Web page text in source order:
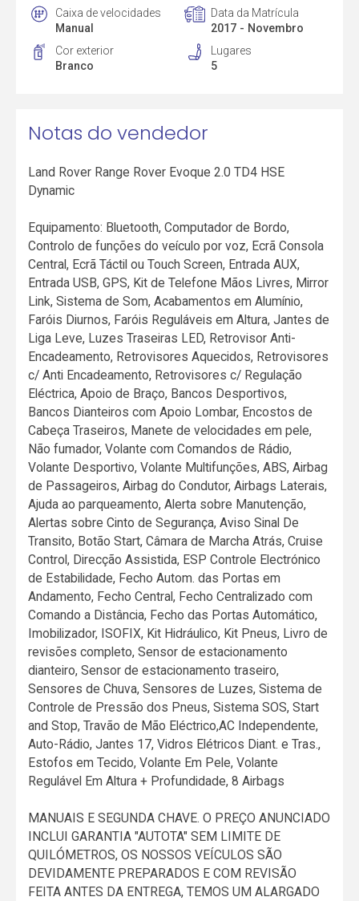
Caixa de velocidades
Manual
Data da Matrícula
2017 - Novembro
Cor exterior
Branco
Lugares
5
Notas do vendedor
Land Rover Range Rover Evoque 2.0 TD4 HSE
Dynamic
Equipamento: Bluetooth, Computador de Bordo,
Controlo de funções do veículo por voz, Ecrã Consola
Central, Ecrã Táctil ou Touch Screen, Entrada AUX,
Entrada USB, GPS, Kit de Telefone Mãos Livres, Mirror
Link, Sistema de Som, Acabamentos em Alumínio,
Faróis Diurnos, Faróis Reguláveis em Altura, Jantes de
Liga Leve, Luzes Traseiras LED, Retrovisor Anti-
Encadeamento, Retrovisores Aquecidos, Retrovisores
c/ Anti Encadeamento, Retrovisores c/ Regulação
Eléctrica, Apoio de Braço, Bancos Desportivos,
Bancos Dianteiros com Apoio Lombar, Encostos de
Cabeça Traseiros, Manete de velocidades em pele,
Não fumador, Volante com Comandos de Rádio,
Volante Desportivo, Volante Multifunções, ABS, Airbag
de Passageiros, Airbag do Condutor, Airbags Laterais,
Ajuda ao parqueamento, Alerta sobre Manutenção,
Alertas sobre Cinto de Segurança, Aviso Sinal De
Transito, Botão Start, Câmara de Marcha Atrás, Cruise
Control, Direcção Assistida, ESP Controle Electrónico
de Estabilidade, Fecho Autom. das Portas em
Andamento, Fecho Central, Fecho Centralizado com
Comando a Distância, Fecho das Portas Automático,
Imobilizador, ISOFIX, Kit Hidráulico, Kit Pneus, Livro de
revisões completo, Sensor de estacionamento
dianteiro, Sensor de estacionamento traseiro,
Sensores de Chuva, Sensores de Luzes, Sistema de
Controle de Pressão dos Pneus, Sistema SOS, Start
and Stop, Travão de Mão Eléctrico,AC Independente,
Auto-Rádio, Jantes 17, Vidros Elétricos Diant. e Tras.,
Estofos em Tecido, Volante Em Pele, Volante
Regulável Em Altura + Profundidade, 8 Airbags
MANUAIS E SEGUNDA CHAVE. O PREÇO ANUNCIADO
INCLUI GARANTIA "AUTOTA" SEM LIMITE DE
QUILÓMETROS, OS NOSSOS VEÍCULOS SÃO
DEVIDAMENTE PREPARADOS E COM REVISÃO
FEITA ANTES DA ENTREGA, TEMOS UM ALARGADO